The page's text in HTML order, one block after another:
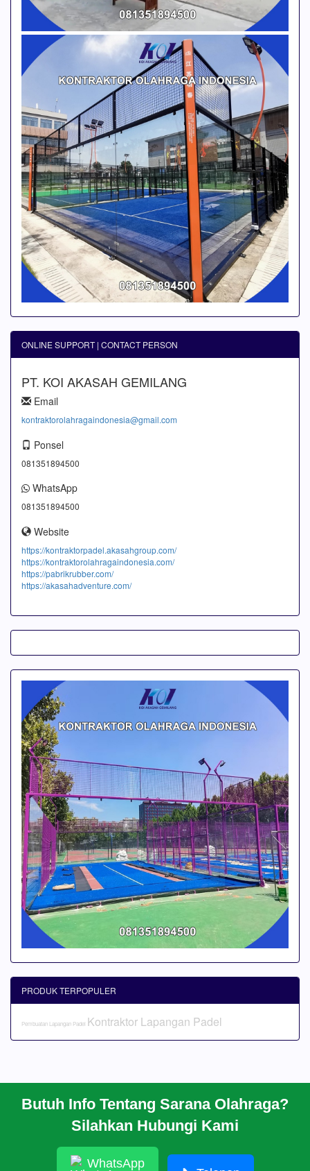
ONLINE SUPPORT | CONTACT PERSON
PT. KOI AKASAH GEMILANG
Email
kontraktorolahragaindonesia@gmail.com
Ponsel
081351894500
WhatsApp
081351894500
Website
https://kontraktorpadel.akasahgroup.com/
https://kontraktorolahragaindonesia.com/
https://pabrikrubber.com/
https://akasahadventure.com/
Butuh Info Tentang Sarana Olahraga?
Silahkan Hubungi Kami
WhatsApp
PRODUK TERPOPULER
Pembuatan Lapangan Padel Kontraktor Lapangan Padel
CARA PESAN